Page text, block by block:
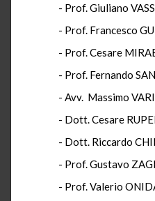
- Prof. Giuliano
- Prof. Francesco
- Prof. Cesare
- Prof. Fernando
- Avv. Massimo VARI
- Dott. Cesare
- Dott. Riccardo
- Prof. Gustavo
- Prof. Valerio